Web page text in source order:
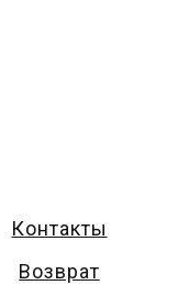
Контакты
Возврат